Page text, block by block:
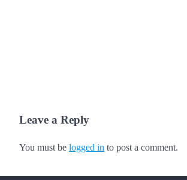
Leave a Reply
You must be logged in to post a comment.